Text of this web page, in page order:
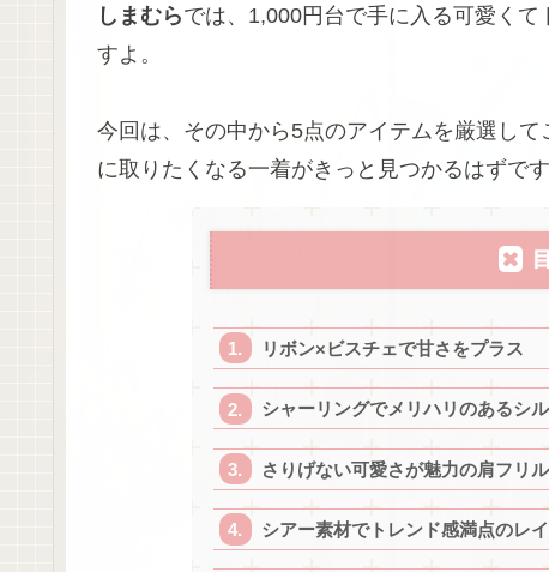
しまむらでは、1,000円台で手に入る可愛く
すよ。
今回は、その中から5点のアイテムを厳選し
に取りたくなる一着がきっと見つかるはずです
リボン×ビスチェで甘さをプラス
シャーリングでメリハリのあるシ
さりげない可愛さが魅力の肩フリ
シアー素材でトレンド感満点のレ